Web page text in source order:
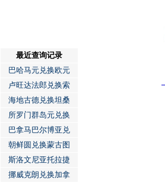
最近查询记录
巴哈马元兑换欧元
卢旺达法郎兑换索
海地古德兑换坦桑
所罗门群岛元兑换
巴拿马巴尔博亚兑
朝鲜圆兑换蒙古图
斯洛文尼亚托拉捷
挪威克朗兑换加拿